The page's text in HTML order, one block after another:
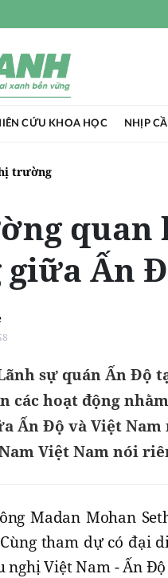
CỨU KHOA HỌC NHỊP
trường
quan
Ấn
sự quán Ấn Độ
các hoạt động
Ấn Độ và Việt
Việt Nam nói
Madan Mohan
tham dự có đại
Việt Nam - Ấn Độ